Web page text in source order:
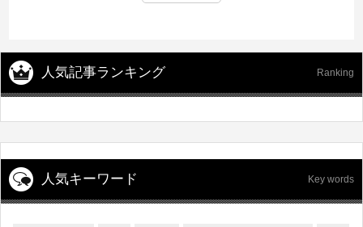
人気記事ランキング Ranking
人気キーワード Key words